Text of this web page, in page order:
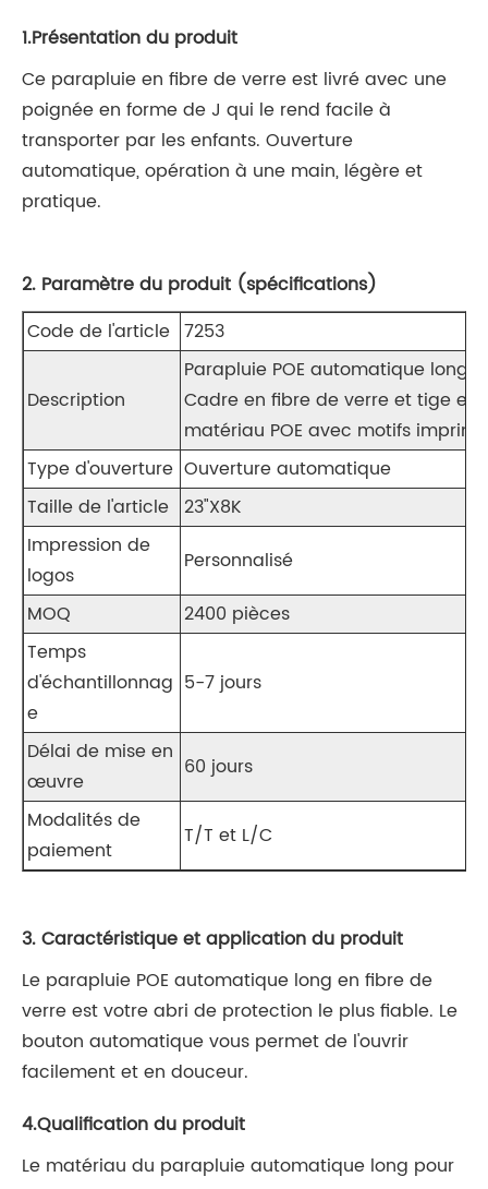
1.Présentation du produit
Ce parapluie en fibre de verre est livré avec une
poignée en forme de J qui le rend facile à
transporter par les enfants. Ouverture
automatique, opération à une main, légère et
pratique.
2. Paramètre du produit (spécifications)
Code de l'article 7253
Description
Parapluie POE automatique long
Cadre en fibre de verre et tige
matériau POE avec motifs
Type d'ouverture Ouverture automatique
Taille de l'article 23"X8K
Impression de
logos
Personnalisé
MOQ
2400 pièces
Temps
d'échantillonnag
e
5-7 jours
Délai de mise en
œuvre
60 jours
Modalités de
paiement
T/T et L/C
3. Caractéristique et application du produit
Le parapluie POE automatique long en fibre de
verre est votre abri de protection le plus fiable. Le
bouton automatique vous permet de l'ouvrir
facilement et en douceur.
4.Qualification du produit
Le matériau du parapluie automatique long pour